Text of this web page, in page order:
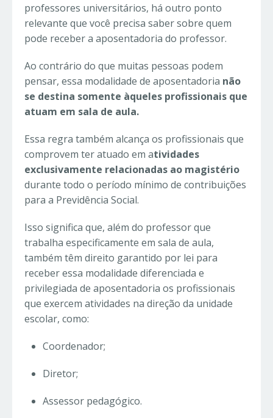
professores universitários, há outro ponto
relevante que você precisa saber sobre quem
pode receber a aposentadoria do professor.
Ao contrário do que muitas pessoas podem
pensar, essa modalidade de aposentadoria não
se destina somente àqueles profissionais que
atuam em sala de aula.
Essa regra também alcança os profissionais que
comprovem ter atuado em atividades
exclusivamente relacionadas ao magistério
durante todo o período mínimo de contribuições
para a Previdência Social.
Isso significa que, além do professor que
trabalha especificamente em sala de aula,
também têm direito garantido por lei para
receber essa modalidade diferenciada e
privilegiada de aposentadoria os profissionais
que exercem atividades na direção da unidade
escolar, como:
Coordenador;
Diretor;
Assessor pedagógico.